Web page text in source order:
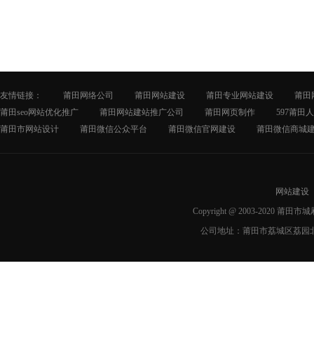
友情链接： 莆田网络公司 莆田网站建设 莆田专业网站建设
莆田
莆田seo网站优化推广
莆田网站建站推广公司 莆田网页制作
597莆田
莆田市网站设计
莆田微信公众平台 莆田微信官网建设 莆田微信商城
网站建设
Copyright @ 2003-2020 莆田市
公司地址：莆田市荔城区荔